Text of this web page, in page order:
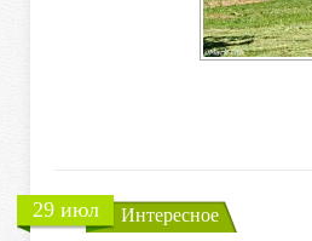
29 июл Интересное